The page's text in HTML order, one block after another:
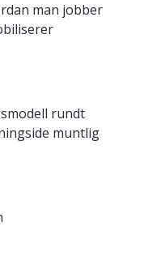
man jobber
rundt
muntlig